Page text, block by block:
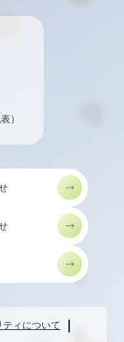
）
ティについて